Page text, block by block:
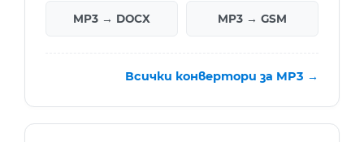
MP3 → DOCX MP3 → GSM
Всички конвертори за MP3 →